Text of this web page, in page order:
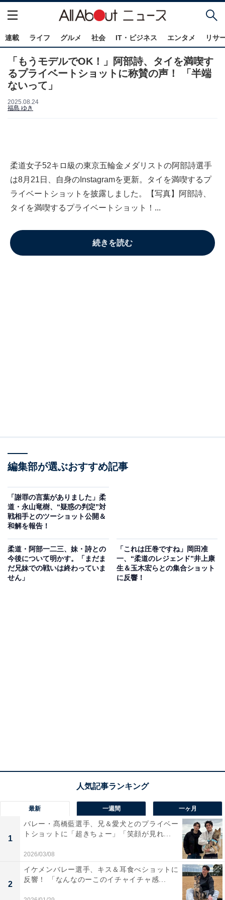
連載 ライフ グルメ 社会 IT・ビジネス エンタメ リサ
「もうモデルでOK！」阿部詩、タイを満喫す
るプライベートショットに称賛の声！ 「半端
ないって」
2025.08.24
福島 ゆき
柔道女子52キロ級の東京五輪金メダリストの阿部詩選手
は8月21日、自身のInstagramを更新。タイを満喫するプ
ライベートショットを披露しました。【写真】阿部詩、
タイを満喫するプライベートショット！...
続きを読む
編集部が選ぶおすすめ記事
「謝罪の言葉がありました」柔
道・永山竜樹、“疑惑の判定”対
戦相手とのツーショット公開＆
和解を報告！
柔道・阿部一二三、妹・詩との
今後について明かす。「まだま
だ兄妹での戦いは終わっていま
せん」
「これは圧巻ですね」岡田准
一、“柔道のレジェンド”井上康
生＆玉木宏らとの集合ショット
に反響！
最新 一週間 一ヶ月
1
バレー・髙橋藍選手、兄＆愛犬とのプライベー
トショットに「超きちょー」「笑顔が見れ...
2026/03/08
2
イケメンバレー選手、キス＆耳食べショットに
反響！ 「なんなのーこのイチャイチャ感...